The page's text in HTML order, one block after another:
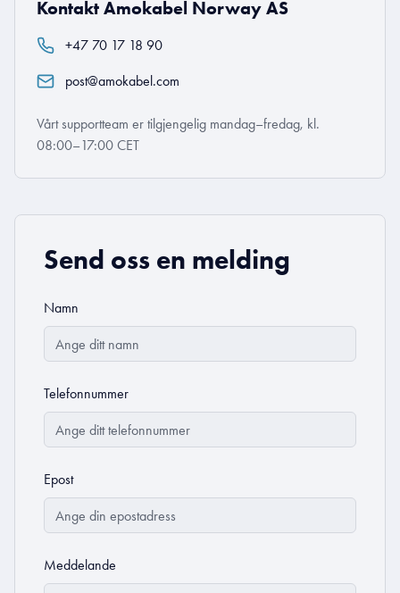
Kontakt Amokabel Norway AS
+47 70 17 18 90
post@amokabel.com
Vårt supportteam er tilgjengelig mandag–fredag, kl.
08:00–17:00 CET
Send oss en melding
Namn
Telefonnummer
Epost
Meddelande